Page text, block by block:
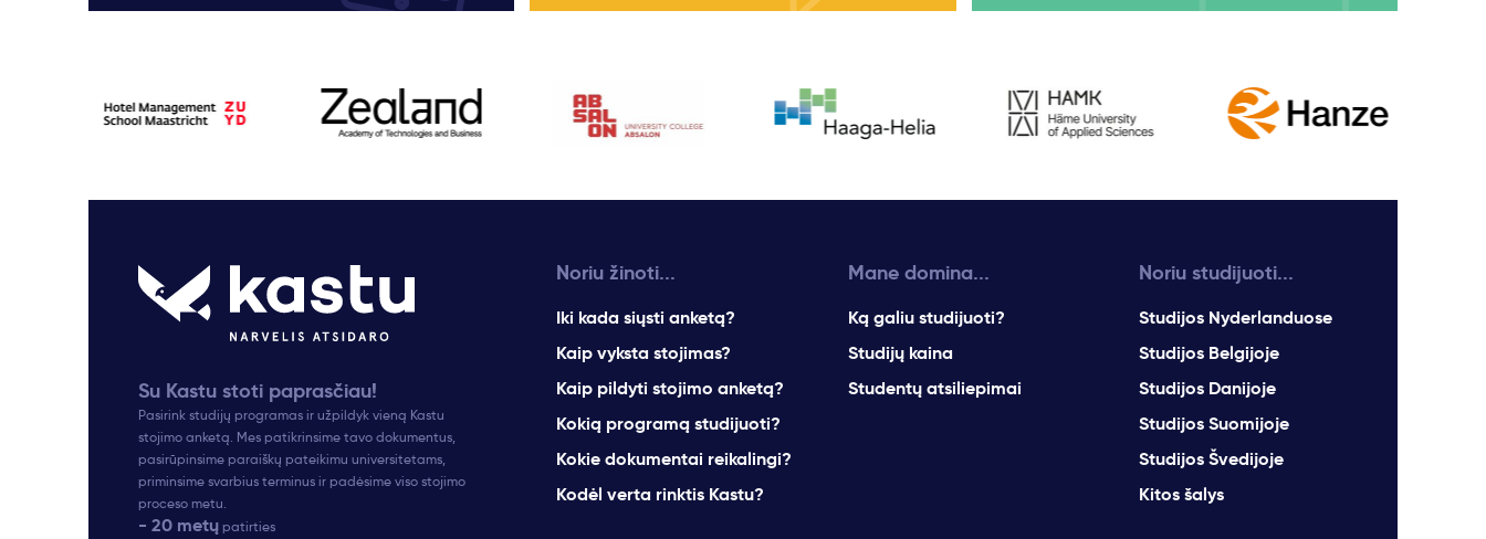
Su Kastu stoti paprasčiau!
Pasirink studijų programas ir užpildyk vieną Kastu
stojimo anketą. Mes patikrinsime tavo dokumentus,
pasirūpinsime paraiškų pateikimu universitetams,
priminsime svarbius terminus ir padėsime viso stojimo
proceso metu.
- 20 metų patirties
Noriu žinoti...
Iki kada siųsti anketą?
Kaip vyksta stojimas?
Kaip pildyti stojimo anketą?
Kokią programą studijuoti?
Kokie dokumentai reikalingi?
Kodėl verta rinktis Kastu?
Mane domina...
Ką galiu studijuoti?
Studijų kaina
Studentų atsiliepimai
Noriu studijuoti...
Studijos Nyderlanduose
Studijos Belgijoje
Studijos Danijoje
Studijos Suomijoje
Studijos Švedijoje
Kitos šalys